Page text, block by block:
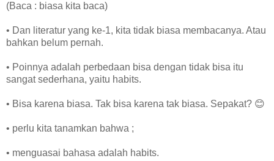
(Baca : biasa kita baca)
• Dan literatur yang ke-1, kita tidak biasa membacanya. Atau
bahkan belum pernah.
• Poinnya adalah perbedaan bisa dengan tidak bisa itu
sangat sederhana, yaitu habits.
• Bisa karena biasa. Tak bisa karena tak biasa. Sepakat? 😊
• perlu kita tanamkan bahwa ;
• menguasai bahasa adalah habits.